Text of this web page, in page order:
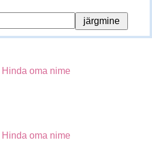
Hinda oma nime
Hinda oma nime